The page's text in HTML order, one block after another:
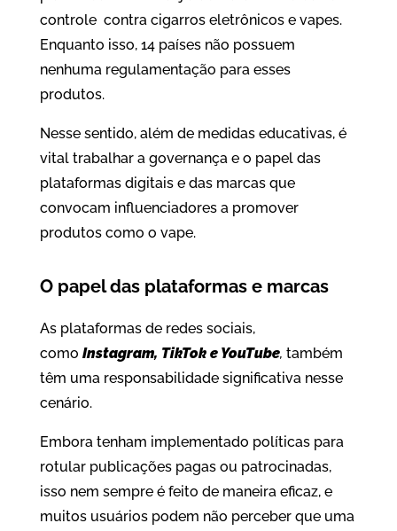
controle contra cigarros eletrônicos e vapes.
Enquanto isso, 14 países não possuem
nenhuma regulamentação para esses
produtos.
Nesse sentido, além de medidas educativas, é
vital trabalhar a governança e o papel das
plataformas digitais e das marcas que
convocam influenciadores a promover
produtos como o vape.
O papel das plataformas e marcas
As plataformas de redes sociais,
como Instagram, TikTok e YouTube, também
têm uma responsabilidade significativa nesse
cenário.
Embora tenham implementado políticas para
rotular publicações pagas ou patrocinadas,
isso nem sempre é feito de maneira eficaz, e
muitos usuários podem não perceber que uma